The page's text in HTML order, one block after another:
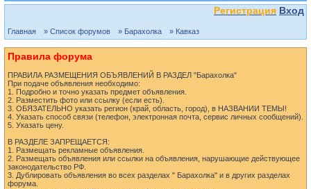
Регистрация Вход
Главная » Список форумов » Барахолка » Кавказ
Правила форума
ПРАВИЛА РАЗМЕЩЕНИЯ ОБЪЯВЛЕНИЙ В РАЗДЕЛ "Барахолка"
При подаче объявления необходимо:
1. Подробно и точно указать предмет объявления.
2. Разместить фото или ссылку (если есть).
3. ОБЯЗАТЕЛЬНО указать регион (край, область, город), в НАЗВАНИИ ТЕМЫ!
4. Указать способ связи (телефон, электронная почта, сервис личных сообщений).
5. Указать цену.
В РАЗДЕЛЕ ЗАПРЕЩАЕТСЯ:
1. Размещать рекламные объявления.
2. Размещать объявления или ссылки на объявления, нарушающие действующее
законодательство РФ.
3. Дублировать объявления во всех разделах " Барахолка" и в других разделах
форума.